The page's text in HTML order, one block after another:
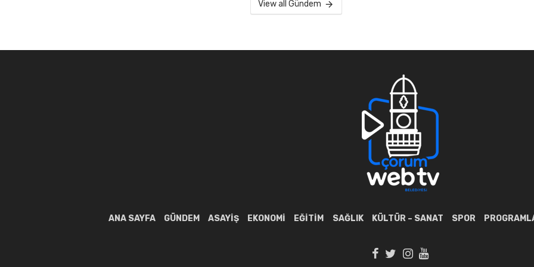
View all Gündem
ANA SAYFA GÜNDEM ASAYIŞ EKONOMI EĞITIM SAĞLIK KÜLTÜR – SANAT SPOR